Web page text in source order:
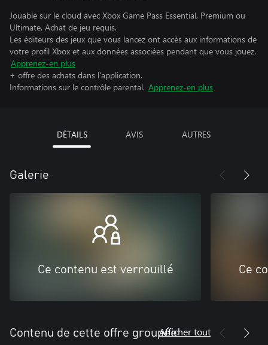
Jouable sur le cloud avec Xbox Game Pass Essential, Premium ou
Ultimate. Achat de jeu requis.
Les éditeurs des jeux que vous lancez ont accès aux informations de
votre profil Xbox et aux données associées pendant que vous jouez.
Apprenez-en plus
+ offre des achats dans l'application.
Informations sur le contrôle parental. Apprenez-en plus
DÉTAILS AVIS AUTRES
Galerie
Ce contenu est verrouillé Ce
Contenu de cette offre groupéeAfficher tout